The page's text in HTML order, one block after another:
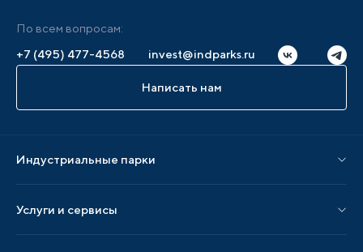
По всем вопросам:
+7 (495) 477-4568
invest@indparks.ru
Написать нам
Индустриальные парки
Парки по регионам
Услуги и сервисы